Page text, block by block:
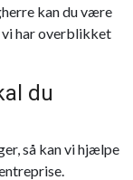
kan du være
vi har overblikket
du
så kan vi hjælpe